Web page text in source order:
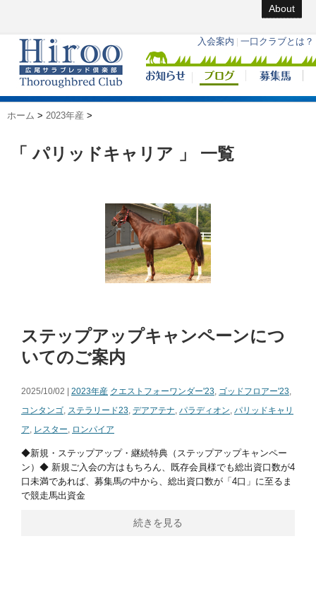
About
ホーム > 2023年産 >
「 パリッドキャリア 」 一覧
ステップアップキャンペーンにつ
いてのご案内
2025/10/02 | 2023年産 クエストフォーワンダー'23 ゴッドフロアー'23
コンタンゴ ステラリード23 デアアテナ パラディオン パリッドキャリ
ア レスター ロンパイア
◆新規・ステップアップ・継続特典（ステップアップキャンペー
ン）◆ 新規ご入会の方はもちろん、既存会員様でも総出資口数が4
口未満であれば、募集馬の中から、総出資口数が「4口」に至るま
で競走馬出資金
続きを見る